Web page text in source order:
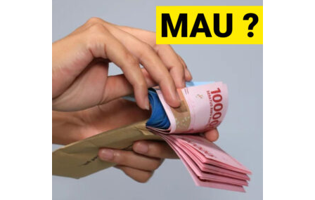
Blaster Download Wa Anti Blokir